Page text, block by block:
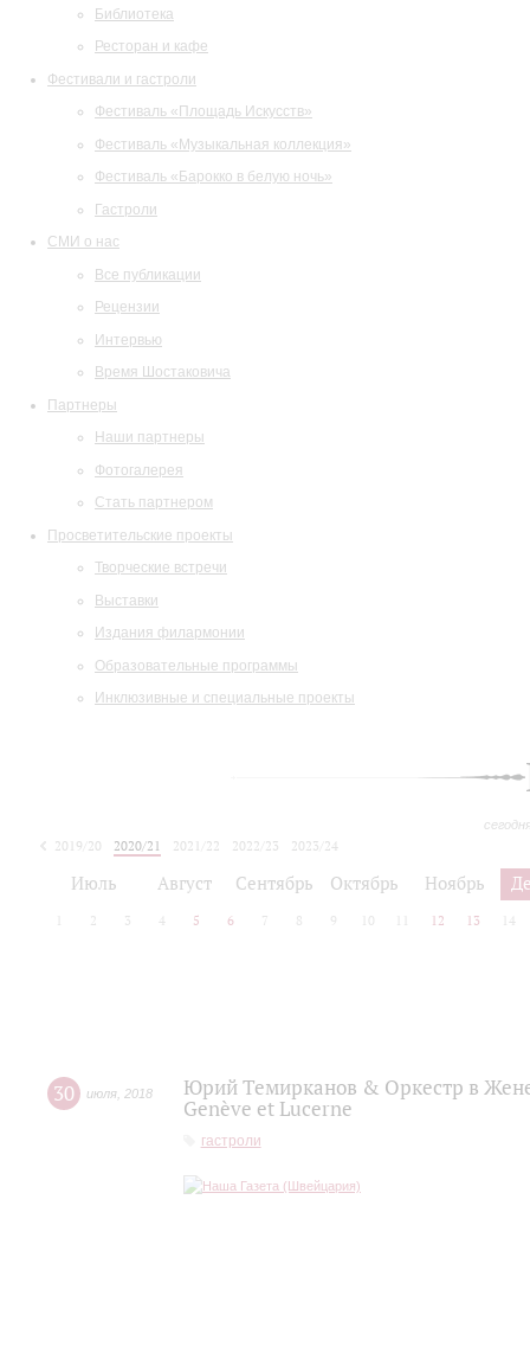
Библиотека
Ресторан и кафе
Фестивали и гастроли
Фестиваль «Площадь Искусств»
Фестиваль «Музыкальная коллекция»
Фестиваль «Барокко в белую ночь»
Гастроли
СМИ о нас
Все публикации
Рецензии
Интервью
Время Шостаковича
Партнеры
Наши партнеры
Фотогалерея
Стать партнером
Просветительские проекты
Творческие встречи
Выставки
Издания филармонии
Образовательные программы
Инклюзивные и специальные проекты
2019/20 2020/21 2021/22 2022/23
2023/24
Июль Август Сентябрь Октябрь Ноябрь
2 3 4 5 6 7 8 9 10 12 13 14
30 июля 2018
Юрий Темирканов & Оркестр в
Genève et Lucerne
гастроли